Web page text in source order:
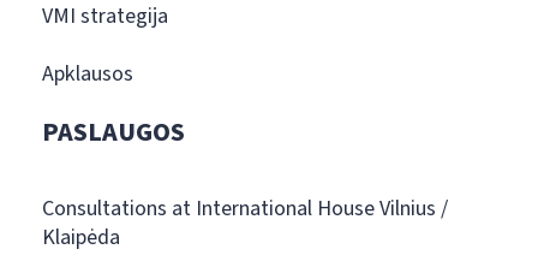
VMI strategija
Apklausos
PASLAUGOS
Consultations at International House Vilnius /
Klaipėda